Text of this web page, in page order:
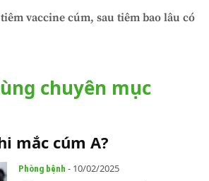
vaccine cúm, sau tiêm bao lâu có
chuyên mục
mắc cúm A?
Phòng bệnh - 10/02/2025